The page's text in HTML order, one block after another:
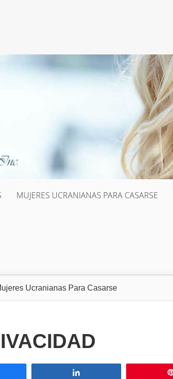
MUJERES UCRANIANAS PARA CASARSE
Ucranianas Para Casarse